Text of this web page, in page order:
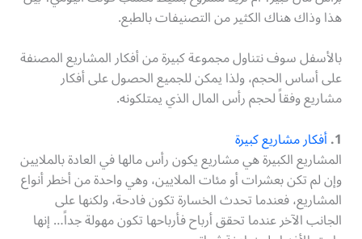
هذا وذاك هناك الكثير من التصنيفات بالطبع.
بالأسفل سوف نتناول مجموعة كبيرة من أفكار المشاريع المصنفة
على أساس الحجم، ولذا يمكن للجميع الحصول على أفكار
مشاريع وفقاً لحجم رأس المال الذي يمتلكونه.
1. أفكار مشاريع كبيرة
المشاريع الكبيرة هي مشاريع يكون رأس مالها في العادة بالملايين
وإن لم تكن بعشرات أو مئات الملايين، وهي واحدة من أخطر أنواع
المشاريع، فعندما تحدث الخسارة تكون فادحة، ولكنها على
الجانب الآخر عندما تحقق أرباح فأرباحها تكون مهولة جداً… إنها